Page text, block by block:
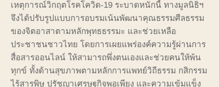
เหตุการณ์วิกฤตโรคโควิด-19 ระบาดหนักนี้ ทางมูลนิธิฯ
จึงได้ปรับรูปแบบการอบรมเน้นพัฒนาคุณธรรมศีลธรรม
ของจิตอาสาตามหลักพุทธธรรมะ และช่วยเหลือ
ประชาชนชาวไทย โดยการเผยแพร่องค์ความรู้ผ่านการ
สื่อสารออนไลน์ ให้สามารถพึ่งตนเองและช่วยคนให้พ้น
ทุกข์ ทั้งด้านสุขภาพตามหลักการแพทย์วิถีธรรม กสิกรรม
ไร้สารพิษ ปรัชญาเศรษฐกิจพอเพียง และความเข้มแข็ง